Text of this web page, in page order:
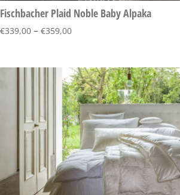
Fischbacher Plaid Noble Baby Alpaka
€339,00 – €359,00